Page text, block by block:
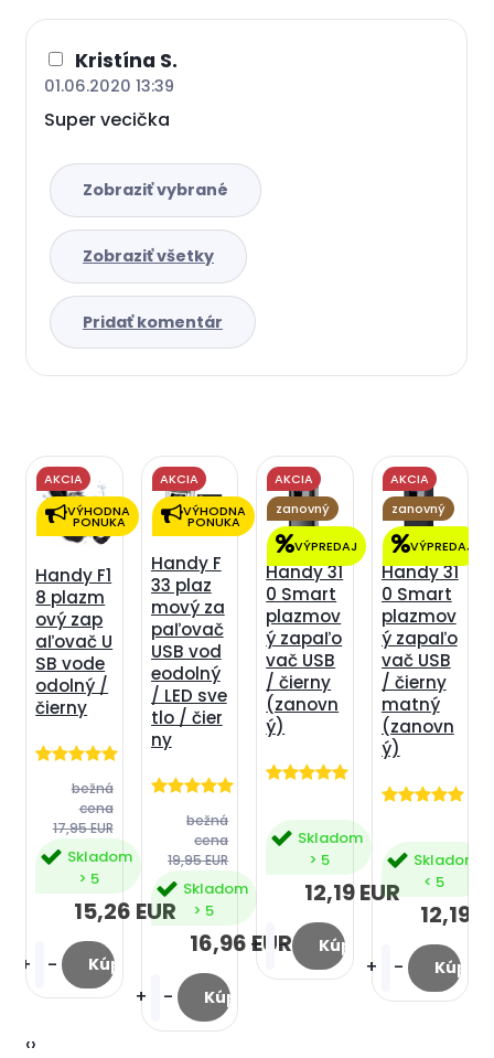
Super vecička
Kristína S.
01.06.2020 13:39
Zobraziť všetky
Pridať komentár
Handy F1
8 plazm
ový zap
aľovač U
SB vode
odolný /
čierny
bežná
cena
17,95 EUR
15,26 EUR
Skladom
> 5
-
+
AKCIA
VÝHODNA
PONUKA
Handy F
33 plaz
mový za
paľovač
USB vod
eodolný
/ LED sve
tlo / čier
ny
bežná
cena
19,95 EUR
16,96 EUR
Skladom
> 5
-
+
AKCIA
VÝHODNA
PONUKA
Handy 31
0 Smart
plazmov
ý zapaľo
vač USB
/ čierny
(zanovn
ý)
12,19 EUR
Skladom
> 5
-
+
AKCIA
zanovný
VÝPREDAJ
Handy 31
0 Smart
plazmov
ý zapaľo
vač USB
/ čierny
matný
(zanovn
ý)
12,19
Skladom
< 5
-
+
AKCIA
zanovný
VÝPREDAJ
‹›